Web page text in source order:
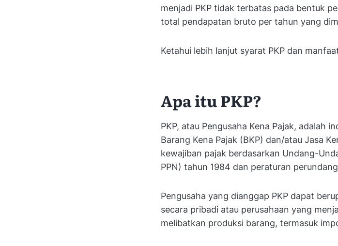
menjadi PKP tidak terbatas pada bentuk
total pendapatan bruto per tahun yang
Ketahui lebih lanjut syarat PKP dan
Apa itu PKP?
PKP, atau Pengusaha Kena Pajak, adalah
Barang Kena Pajak (BKP) dan/atau Jasa
kewajiban pajak berdasarkan Undang-
PPN) tahun 1984 dan peraturan
Pengusaha yang dianggap PKP dapat
secara pribadi atau perusahaan yang
melibatkan produksi barang, termasuk